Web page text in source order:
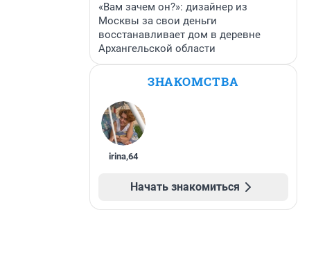
«Вам зачем он?»: дизайнер из
Москвы за свои деньги
восстанавливает дом в деревне
Архангельской области
ЗНАКОМСТВА
irina,64
Начать знакомиться